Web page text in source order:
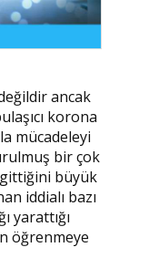
ancak
korona
mücadeleyi
bir çok
büyük
iddialı bazı
yarattığı
öğrenmeye